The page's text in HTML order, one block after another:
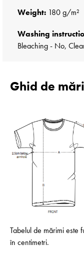
Weight: 180 g/m²
Washing
Bleaching - No,
Ghid de
Tabelul de mărimi este
în centimetri.